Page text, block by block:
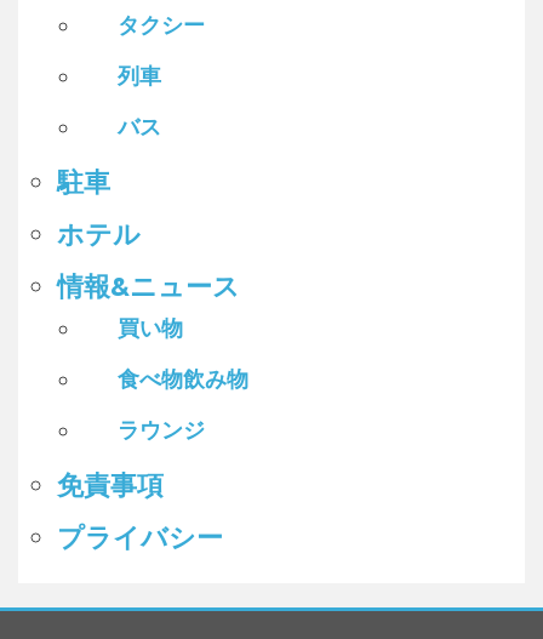
タクシー
列車
バス
駐車
ホテル
情報&ニュース
買い物
食べ物飲み物
ラウンジ
免責事項
プライバシー